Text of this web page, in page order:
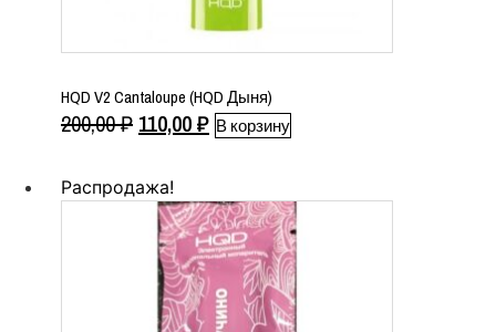
HQD V2 Cantaloupe (HQD Дыня)
200,00₽ Первоначальная
составляла
200,00 ₽.
110,00₽Текущая
В корзину
Распродажа!